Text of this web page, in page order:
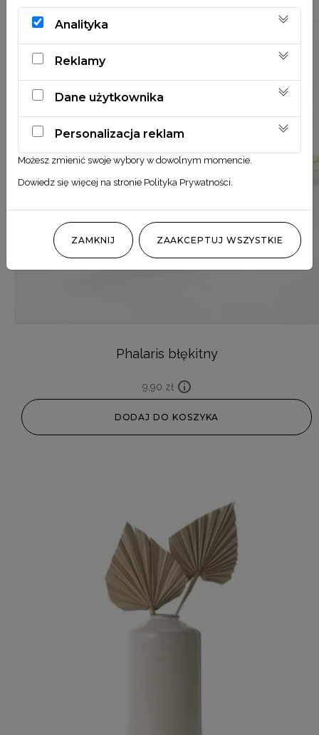
Phalaris błękitny
9,90 zł
DODAJ DO KOSZYKA
Analityka
Reklamy
Dane użytkownika
Personalizacja reklam
Możesz zmienić swoje wybory w dowolnym momencie.
Dowiedz się więcej na stronie Polityka Prywatności.
ZAMKNIJ ZAAKCEPTUJ WSZYSTKIE